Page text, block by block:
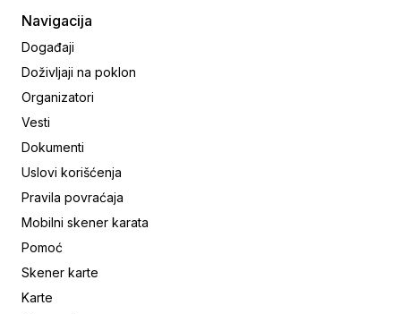
Navigacija
Događaji
Doživljaji na poklon
Organizatori
Vesti
Dokumenti
Uslovi korišćenja
Pravila povraćaja
Mobilni skener karata
Pomoć
Skener karte
Karte